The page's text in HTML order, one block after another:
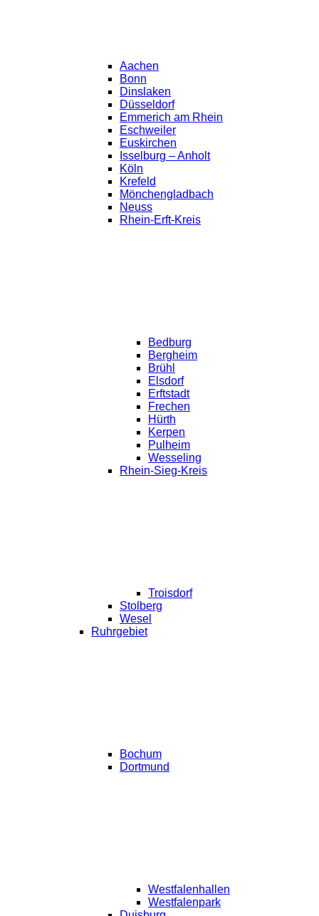
Aachen
Bonn
Dinslaken
Düsseldorf
Emmerich am Rhein
Eschweiler
Euskirchen
Isselburg – Anholt
Köln
Krefeld
Mönchengladbach
Neuss
Rhein-Erft-Kreis
Bedburg
Bergheim
Brühl
Elsdorf
Erftstadt
Frechen
Hürth
Kerpen
Pulheim
Wesseling
Rhein-Sieg-Kreis
Troisdorf
Stolberg
Wesel
Ruhrgebiet
Bochum
Dortmund
Westfalenhallen
Westfalenpark